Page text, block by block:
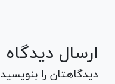
ارسال دیدگاه
دیدگاهتان را بنویسید